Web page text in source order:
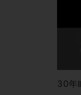
30年